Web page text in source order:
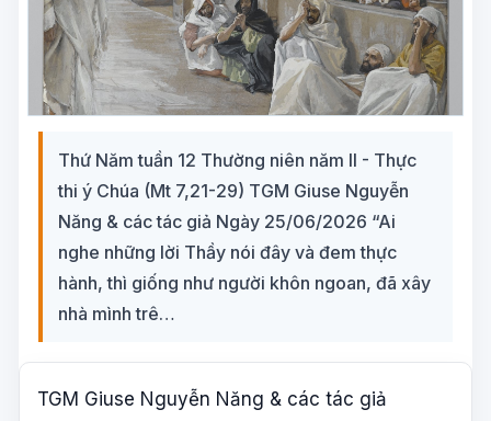
Thứ Năm tuần 12 Thường niên năm II - Thực
thi ý Chúa (Mt 7,21-29) TGM Giuse Nguyễn
Năng & các tác giả Ngày 25/06/2026 “Ai
nghe những lời Thầy nói đây và đem thực
hành, thì giống như người khôn ngoan, đã xây
nhà mình trê…
TGM Giuse Nguyễn Năng & các tác giả